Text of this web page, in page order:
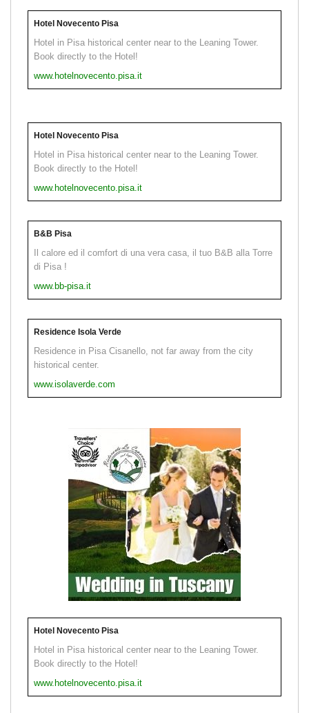
Hotel Novecento Pisa
Hotel in Pisa historical center near to the Leaning Tower.
Book directly to the Hotel!
www.hotelnovecento.pisa.it
Hotel Novecento Pisa
Hotel in Pisa historical center near to the Leaning Tower.
Book directly to the Hotel!
www.hotelnovecento.pisa.it
B&B Pisa
Il calore ed il comfort di una vera casa, il tuo B&B alla Torre
di Pisa !
www.bb-pisa.it
Residence Isola Verde
Residence in Pisa Cisanello, not far away from the city
historical center.
www.isolaverde.com
Hotel Novecento Pisa
Hotel in Pisa historical center near to the Leaning Tower.
Book directly to the Hotel!
www.hotelnovecento.pisa.it